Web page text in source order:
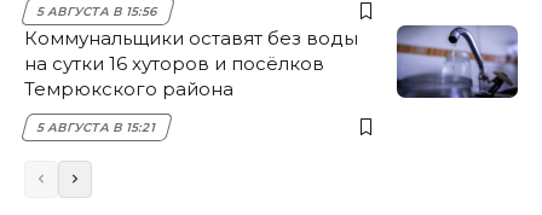
5 АВГУСТА В 15:56
Коммунальщики оставят без воды
на сутки 16 хуторов и посёлков
Темрюкского района
5 АВГУСТА В 15:21